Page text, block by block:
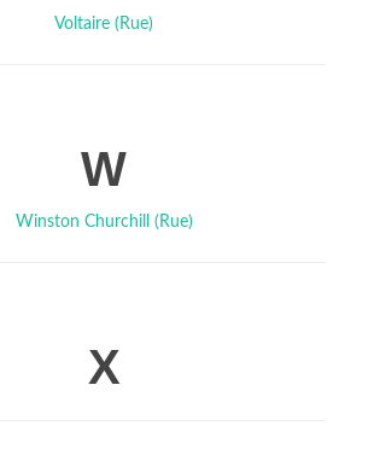
Voltaire (Rue)
W
Winston Churchill (Rue)
X